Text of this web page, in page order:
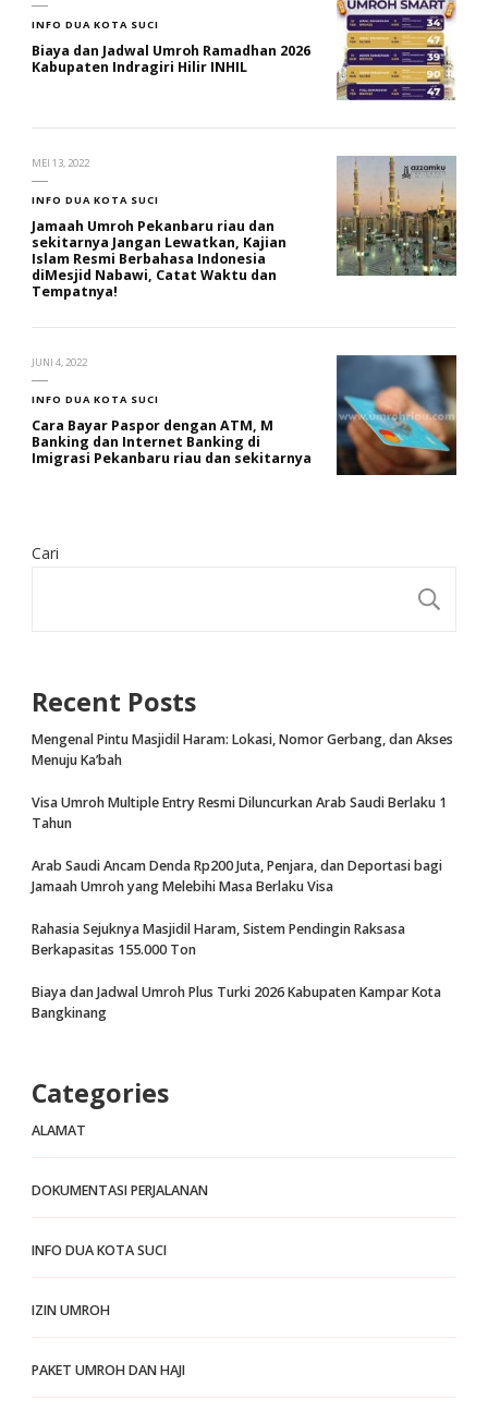
INFO DUA KOTA SUCI
Biaya dan Jadwal Umroh Ramadhan 2026
Kabupaten Indragiri Hilir INHIL
MEI 13, 2022
INFO DUA KOTA SUCI
Jamaah Umroh Pekanbaru riau dan
sekitarnya Jangan Lewatkan, Kajian
Islam Resmi Berbahasa Indonesia
diMesjid Nabawi, Catat Waktu dan
Tempatnya!
JUNI 4, 2022
INFO DUA KOTA SUCI
Cara Bayar Paspor dengan ATM, M
Banking dan Internet Banking di
Imigrasi Pekanbaru riau dan sekitarnya
Cari
Recent Posts
Mengenal Pintu Masjidil Haram: Lokasi, Nomor Gerbang, dan Akses
Menuju Ka’bah
Visa Umroh Multiple Entry Resmi Diluncurkan Arab Saudi Berlaku 1
Tahun
Arab Saudi Ancam Denda Rp200 Juta, Penjara, dan Deportasi bagi
Jamaah Umroh yang Melebihi Masa Berlaku Visa
Rahasia Sejuknya Masjidil Haram, Sistem Pendingin Raksasa
Berkapasitas 155.000 Ton
Biaya dan Jadwal Umroh Plus Turki 2026 Kabupaten Kampar Kota
Bangkinang
Categories
ALAMAT
DOKUMENTASI PERJALANAN
INFO DUA KOTA SUCI
IZIN UMROH
PAKET UMROH DAN HAJI